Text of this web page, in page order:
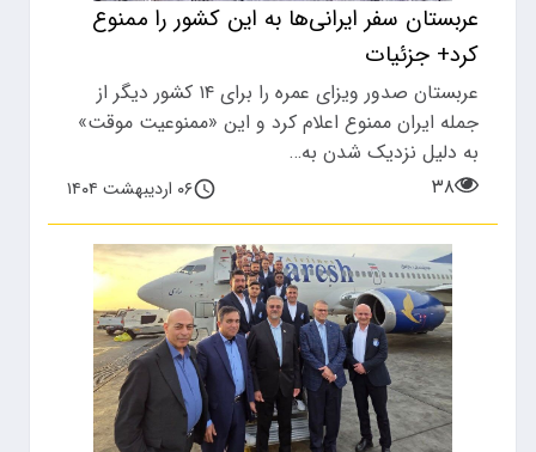
عربستان سفر ایرانی‌ها به این کشور را ممنوع
کرد+ جزئیات
عربستان صدور ویزای عمره را برای ۱۴ کشور دیگر از
جمله ایران ممنوع اعلام کرد و این «ممنوعیت موقت»
به دلیل نزدیک شدن به…
۳۸
۰۶ اردیبهشت ۱۴۰۴